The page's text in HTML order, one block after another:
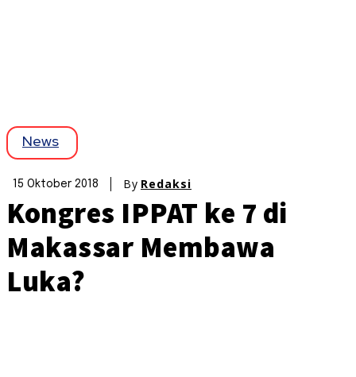
News
15 Oktober 2018 By Redaksi
Kongres IPPAT ke 7 di
Makassar Membawa
Luka?